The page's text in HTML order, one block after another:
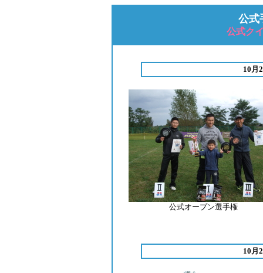
公式
公式ク
10月
公式オープン選手権
10月